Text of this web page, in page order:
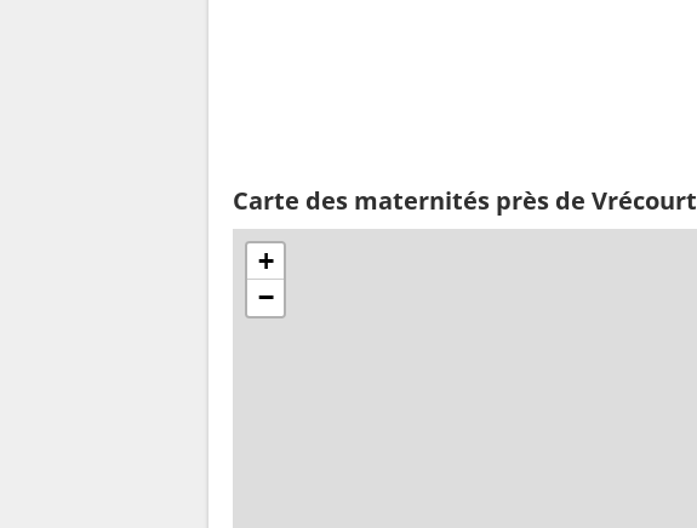
Carte des maternités près de Vrécourt
+
−